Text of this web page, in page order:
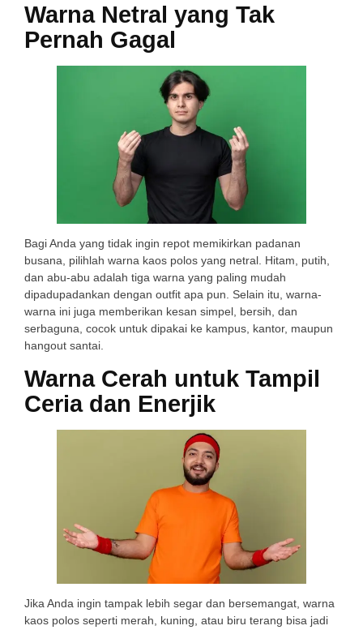
Warna Netral yang Tak
Pernah Gagal
Bagi Anda yang tidak ingin repot memikirkan padanan
busana, pilihlah warna kaos polos yang netral. Hitam, putih,
dan abu-abu adalah tiga warna yang paling mudah
dipadupadankan dengan outfit apa pun. Selain itu, warna-
warna ini juga memberikan kesan simpel, bersih, dan
serbaguna, cocok untuk dipakai ke kampus, kantor, maupun
hangout santai.
Warna Cerah untuk Tampil
Ceria dan Enerjik
Jika Anda ingin tampak lebih segar dan bersemangat, warna
kaos polos seperti merah, kuning, atau biru terang bisa jadi